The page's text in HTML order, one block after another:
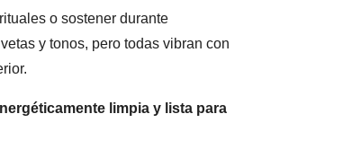
o sostener durante
y tonos, pero todas vibran con
limpia y lista para